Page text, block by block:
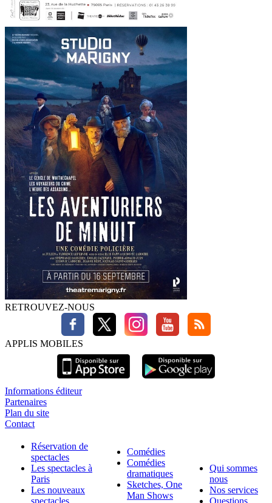
RETROUVEZ-NOUS
APPLIS MOBILES
Informations éditeur
Partenaires
Plan du site
Contact
Réservation de
spectacles
Les spectacles à
Paris
Les nouveaux
Comédies
Comédies
dramatiques
Sketches, One
Man Shows
Qui sommes
nous
Nos services